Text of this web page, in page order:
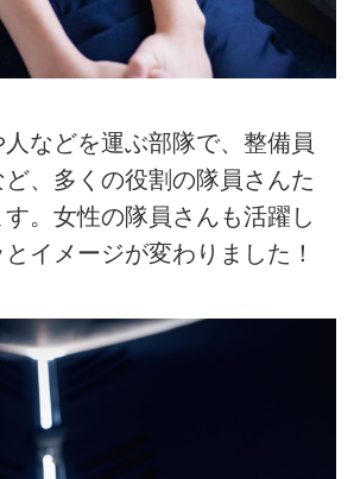
などを運ぶ部隊で、整備員
、多くの役割の隊員さんた
。女性の隊員さんも活躍し
イメージが変わりました！